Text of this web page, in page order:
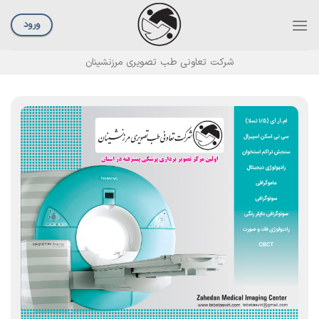
ورود
شرکت تعاونی طب تصویری مرزنشینان